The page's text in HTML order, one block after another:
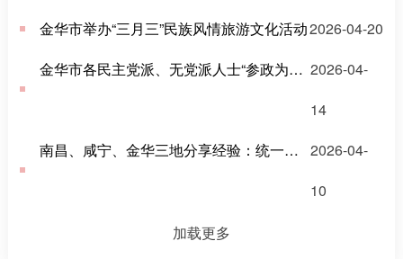
金华市举办“三月三”民族风情旅游文化活动2026-04-20
金华市各民主党派、无党派人士“参政为公、实干为民”主题教育动员会召开 2026-04-
14
南昌、咸宁、金华三地分享经验：统一战线如此助力乡村振兴“加速跑”
2026-04-
10
加载更多